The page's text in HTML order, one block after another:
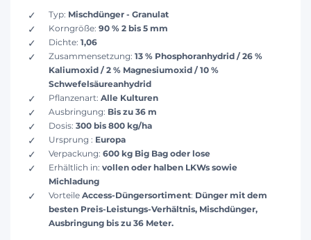
Typ: Mischdünger - Granulat
Korngröße: 90 % 2 bis 5 mm
Dichte: 1,06
Zusammensetzung: 13 % Phosphoranhydrid / 26 %
Kaliumoxid / 2 % Magnesiumoxid / 10 %
Schwefelsäureanhydrid
Pflanzenart: Alle Kulturen
Ausbringung: Bis zu 36 m
Dosis: 300 bis 800 kg/ha
Ursprung : Europa
Verpackung: 600 kg Big Bag oder lose
Erhältlich in: vollen oder halben LKWs sowie
Michladung
Vorteile Access-Düngersortiment: Dünger mit dem
besten Preis-Leistungs-Verhältnis, Mischdünger,
Ausbringung bis zu 36 Meter.